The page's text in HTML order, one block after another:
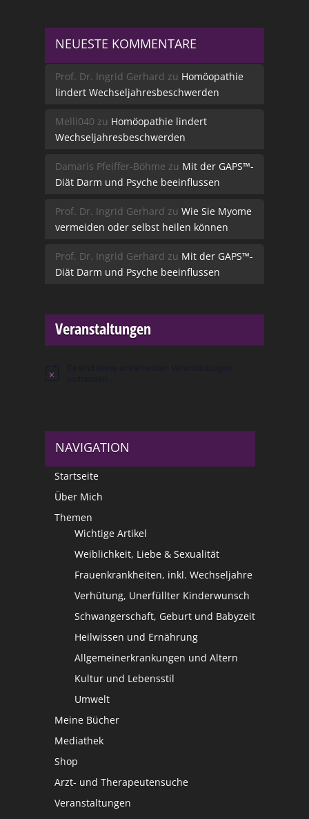
NEUESTE KOMMENTARE
Prof. Dr. Ingrid Gerhard zu Homöopathie
lindert Wechseljahresbeschwerden
Melli040 zu Homöopathie lindert
Wechseljahresbeschwerden
Damaris Pfeiffer-Böhme zu Mit der GAPS™-
Diät Darm und Psyche beeinflussen
Prof. Dr. Ingrid Gerhard zu Wie Sie Myome
vermeiden oder selbst heilen können
Prof. Dr. Ingrid Gerhard zu Mit der GAPS™-
Diät Darm und Psyche beeinflussen
Veranstaltungen
Hinweis
NAVIGATION
Startseite
Über Mich
Themen
Wichtige Artikel
Weiblichkeit, Liebe & Sexualität
Frauenkrankheiten, inkl. Wechseljahre
Verhütung, Unerfüllter Kinderwunsch
Schwangerschaft, Geburt und Babyzeit
Heilwissen und Ernährung
Allgemeinerkrankungen und Altern
Kultur und Lebensstil
Umwelt
Meine Bücher
Mediathek
Shop
Arzt- und Therapeutensuche
Veranstaltungen